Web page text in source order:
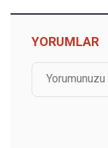
YORUMLAR